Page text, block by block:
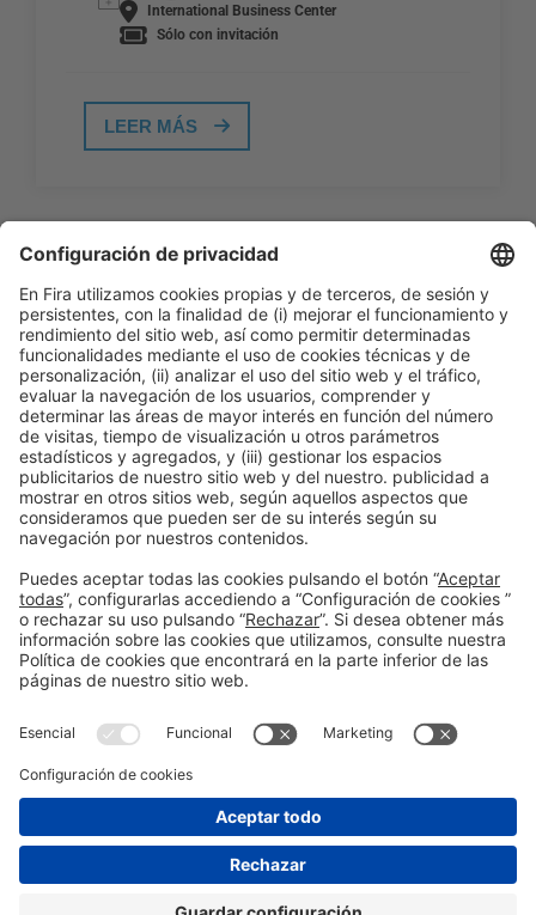
International Business Center
Sólo con invitación
LEER MÁS
Información general
Aviso legal
Política de privacidad
Política de cookies
#PISCINABARCELONA
en las redes sociales
© 2024 Fira de Barcelona
Instagram?